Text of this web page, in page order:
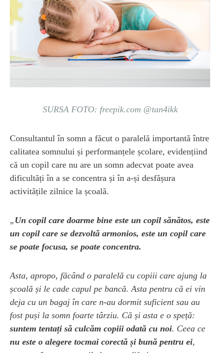
SURSA FOTO: freepik.com @tan4ikk
Consultantul în somn a făcut o paralelă importantă între
calitatea somnului și performanțele școlare, evidențiind
că un copil care nu are un somn adecvat poate avea
dificultăți în a se concentra și în a-și desfășura
activitățile zilnice la școală.
„ Un copil care doarme bine este un copil sănătos, este
un copil care se dezvoltă armonios, este un copil care
se poate focusa, se poate concentra.
Asta, apropo, făcând o paralelă cu copiii care ajung la
școală și le cade capul pe bancă. Asta pentru că ei vin
deja cu un bagaj în care n-au dormit suficient sau au
fost puși la somn foarte târziu. Că și asta e o speță:
suntem tentați să culcăm copiii odată cu noi. Ceea ce
nu este o alegere tocmai corectă și bună pentru ei,